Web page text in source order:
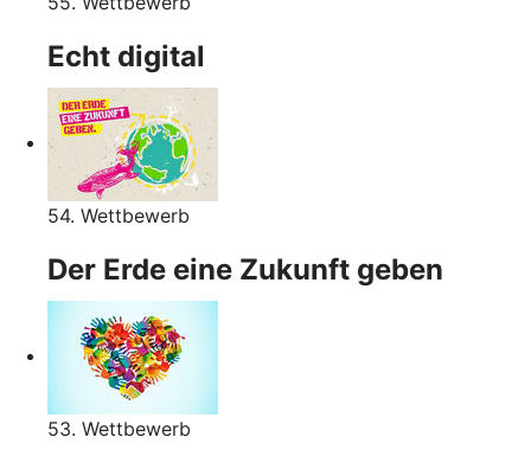
Echt digital
54. Wettbewerb
Der Erde eine Zukunft geben
53. Wettbewerb